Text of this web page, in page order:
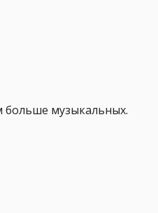
больше музыкальных.